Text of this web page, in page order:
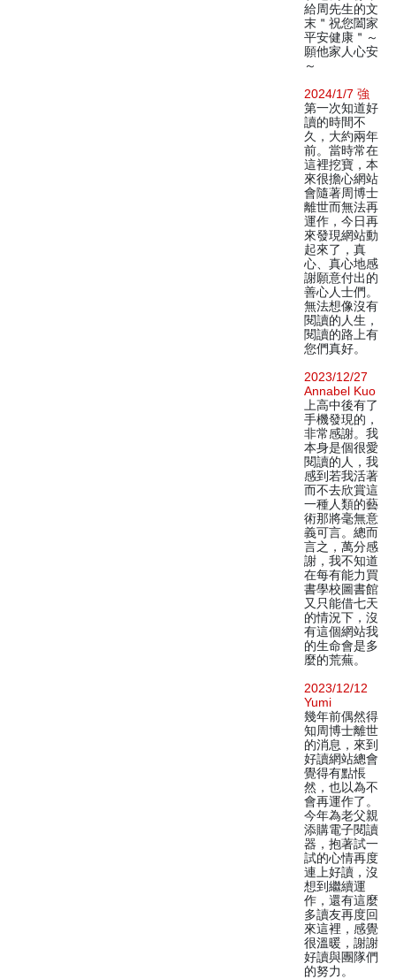
給周先生的文
末＂祝您闔家
平安健康＂～
願他家人心安
～
2024/1/7 強
第一次知道好
讀的時間不
久，大約兩年
前。當時常在
這裡挖寶，本
來很擔心網站
會隨著周博士
離世而無法再
運作，今日再
來發現網站動
起來了，真
心、真心地感
謝願意付出的
善心人士們。
無法想像沒有
閱讀的人生，
閱讀的路上有
您們真好。
2023/12/27
Annabel Kuo
上高中後有了
手機發現的，
非常感謝。我
本身是個很愛
閱讀的人，我
感到若我活著
而不去欣賞這
一種人類的藝
術那將毫無意
義可言。總而
言之，萬分感
謝，我不知道
在每有能力買
書學校圖書館
又只能借七天
的情況下，沒
有這個網站我
的生命會是多
麼的荒蕪。
2023/12/12
Yumi
幾年前偶然得
知周博士離世
的消息，來到
好讀網站總會
覺得有點悵
然，也以為不
會再運作了。
今年為老父親
添購電子閱讀
器，抱著試一
試的心情再度
連上好讀，沒
想到繼續運
作，還有這麼
多讀友再度回
來這裡，感覺
很溫暖，謝謝
好讀與團隊們
的努力。